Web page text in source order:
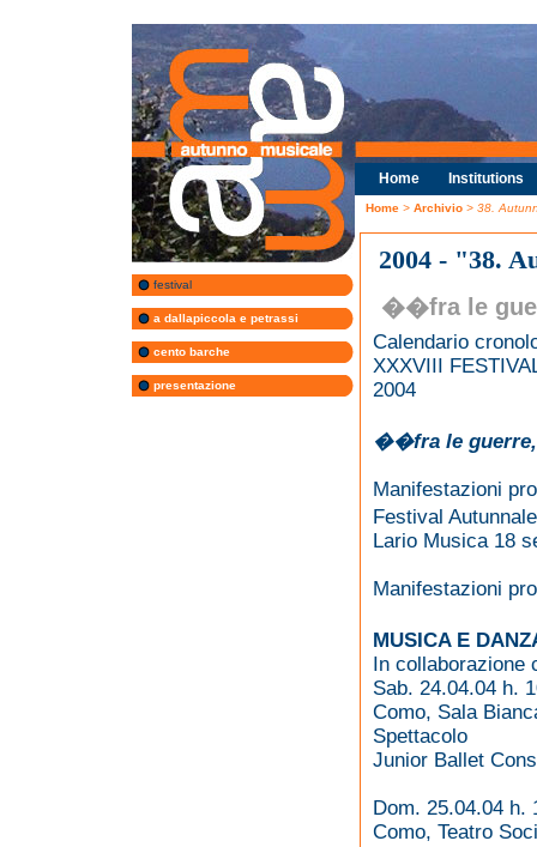
festival
a dallapiccola e petrassi
cento barche
presentazione
Home Institutions
Home > Archivio > 38.
2004 - "38.
��fra le
Calendario
XXXVIII
2004
��fra le
Manifestazioni
Festival
Lario Musica 18
Manifestazioni
MUSICA E
In collaborazione
Sab. 24.04.04 h.
Como, Sala
Spettacolo
Junior Ballet
Dom. 25.04.04 h.
Como, Teatro